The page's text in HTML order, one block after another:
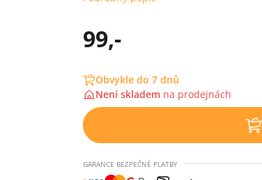
99,-
Obvykle do 7 dnů
Není skladem na prodejnách
GARANCE BEZPEČNÉ PLATBY